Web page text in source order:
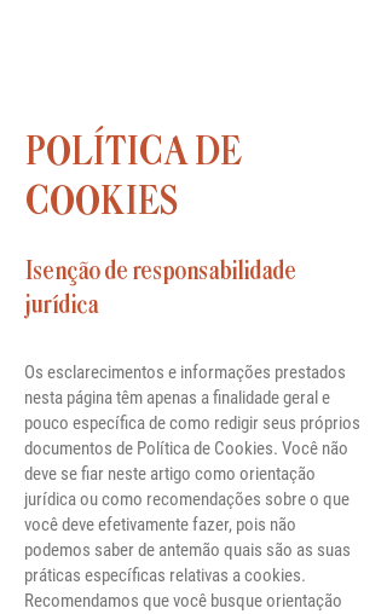
POLÍTICA DE
COOKIES
Isenção de responsabilidade
jurídica
Os esclarecimentos e informações prestados
nesta página têm apenas a finalidade geral e
pouco específica de como redigir seus próprios
documentos de Política de Cookies. Você não
deve se fiar neste artigo como orientação
jurídica ou como recomendações sobre o que
você deve efetivamente fazer, pois não
podemos saber de antemão quais são as suas
práticas específicas relativas a cookies.
Recomendamos que você busque orientação